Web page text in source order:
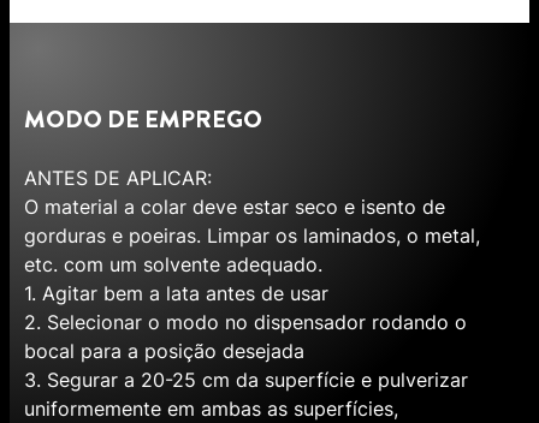
MODO DE EMPREGO
ANTES DE APLICAR:
O material a colar deve estar seco e isento de
gorduras e poeiras. Limpar os laminados, o metal,
etc. com um solvente adequado.
1. Agitar bem a lata antes de usar
2. Selecionar o modo no dispensador rodando o
bocal para a posição desejada
3. Segurar a 20-25 cm da superfície e pulverizar
uniformemente em ambas as superfícies,